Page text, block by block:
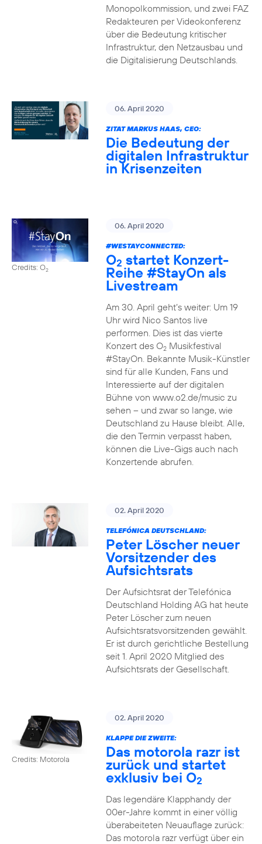
Monopolkommission, und zwei FAZ
Redakteuren per Videokonferenz
über die Bedeutung kritischer
Infrastruktur, den Netzausbau und
die Digitalisierung Deutschlands.
06. April 2020
ZITAT MARKUS HAAS, CEO:
Die Bedeutung der
digitalen Infrastruktur
in Krisenzeiten
Credits: O2
06. April 2020
#WESTAYCONNECTED:
O2 startet Konzert-
Reihe #StayOn als
Livestream
Am 30. April geht’s weiter: Um 19
Uhr wird Nico Santos live
performen. Dies ist das vierte
Konzert des O2Musikfestival
#StayOn. Bekannte Musik-Künstler
sind für alle Kunden, Fans und
Interessierte auf der digitalen
Bühne von www.o2.de/music zu
sehen – und zwar so lange, wie
Deutschland zu Hause bleibt. Alle,
die den Termin verpasst haben,
können die Live-Gigs auch nach
Konzertende abrufen.
02. April 2020
TELEFÓNICA DEUTSCHLAND:
Peter Löscher neuer
Vorsitzender des
Aufsichtsrats
Der Aufsichtsrat der Telefónica
Deutschland Holding AG hat heute
Peter Löscher zum neuen
Aufsichtsratsvorsitzenden gewählt.
Er ist durch gerichtliche Bestellung
seit 1. April 2020 Mitglied des
Aufsichtsrats der Gesellschaft.
Credits: Motorola
02. April 2020
KLAPPE DIE ZWEITE:
Das motorola razr ist
zurück und startet
exklusiv bei O2
Das legendäre Klapphandy der
00er-Jahre kommt in einer völlig
überabeiteten Neuauflage zurück:
Das motorola razr verfügt über ein